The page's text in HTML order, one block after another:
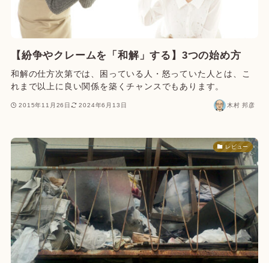
【紛争やクレームを「和解」する】3つの始め方
和解の仕方次第では、困っている人・怒っていた人とは、こ
れまで以上に良い関係を築くチャンスでもあります。
2015年11月26日 2024年6月13日 木村 邦彦
レビュー